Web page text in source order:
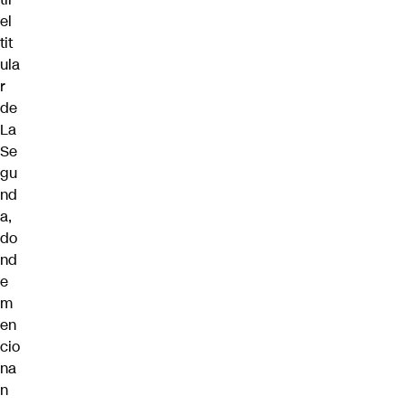
el
tit
ula
r
de
La
Se
gu
nd
a,
do
nd
e
m
en
cio
na
n